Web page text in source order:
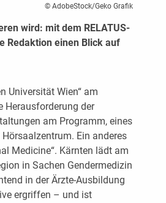
© AdobeStock/Geko Grafik
wird: mit dem RELATUS-
Redaktion einen Blick auf
Universität Wien“ am
Herausforderung der
am Programm, eines
Ein anderes
Medicine“. Kärnten lädt am
in Sachen Gendermedizin
in der Ärzte-Ausbildung
ergriffen – und ist